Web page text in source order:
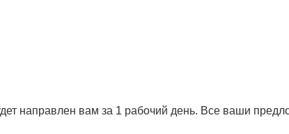
направлен вам за 1 рабочий день. Все ваши